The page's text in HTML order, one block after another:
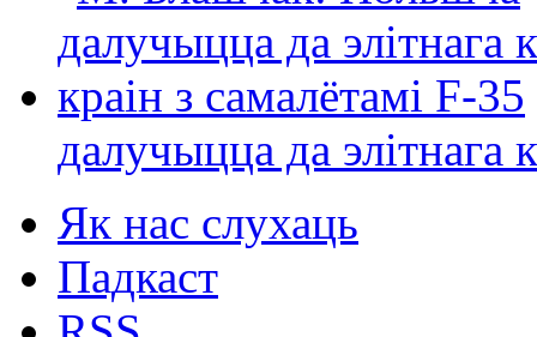
далучыцца да элітнага
Як нас слухаць
Падкаст